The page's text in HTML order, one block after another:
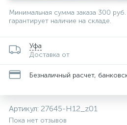
Минимальная сумма заказа 300
гарантирует наличие на складе.
Уфа
Доставка от
Безналичный расчет,
Артикул: 27645-H12_z01
Пока нет отзывов